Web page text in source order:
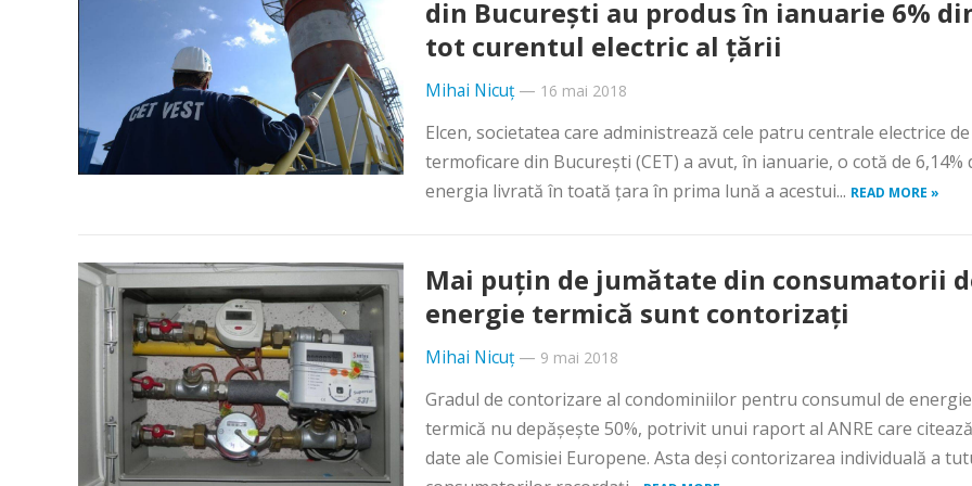
din Bucureşti au produs în ianuarie 6%
tot curentul electric al ţării
Mihai Nicuț— 16 mai 2018
Elcen, societatea care administrează cele patru centrale electrice de
termoficare din Bucureşti (CET) a avut, în ianuarie, o cotă de 6,14%
energia livrată în toată ţara în prima lună a acestui... READ MORE »
Mai puţin de jumătate din consumatorii
energie termică sunt contorizaţi
Mihai Nicuț— 9 mai 2018
Gradul de contorizare al condominiilor pentru consumul de energie
termică nu depăşeşte 50%, potrivit unui raport al ANRE care citează
date ale Comisiei Europene. Asta deşi contorizarea individuală a